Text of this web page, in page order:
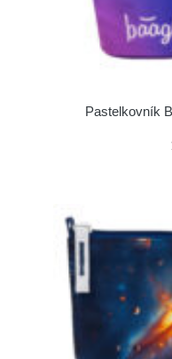
Pastelkovník